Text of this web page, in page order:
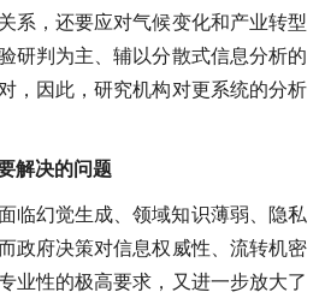
系，还要应对气候变化和产业转型
研判为主、辅以分散式信息分析的
，因此，研究机构对更系统的分析
解决的问题
临幻觉生成、领域知识薄弱、隐私
政府决策对信息权威性、流转机密
业性的极高要求，又进一步放大了